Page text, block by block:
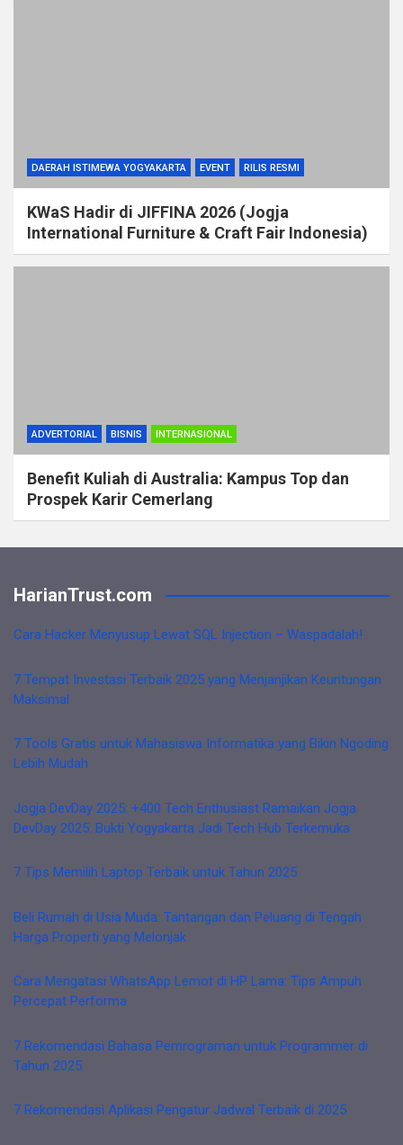
DAERAH ISTIMEWA YOGYAKARTA EVENT RILIS RESMI
KWaS Hadir di JIFFINA 2026 (Jogja
International Furniture & Craft Fair Indonesia)
ADVERTORIAL BISNIS INTERNASIONAL
Benefit Kuliah di Australia: Kampus Top dan
Prospek Karir Cemerlang
HarianTrust.com
Cara Hacker Menyusup Lewat SQL Injection – Waspadalah!
7 Tempat Investasi Terbaik 2025 yang Menjanjikan Keuntungan
Maksimal
7 Tools Gratis untuk Mahasiswa Informatika yang Bikin Ngoding
Lebih Mudah
Jogja DevDay 2025: +400 Tech Enthusiast Ramaikan Jogja
DevDay 2025: Bukti Yogyakarta Jadi Tech Hub Terkemuka
7 Tips Memilih Laptop Terbaik untuk Tahun 2025
Beli Rumah di Usia Muda: Tantangan dan Peluang di Tengah
Harga Properti yang Melonjak
Cara Mengatasi WhatsApp Lemot di HP Lama: Tips Ampuh
Percepat Performa
7 Rekomendasi Bahasa Pemrograman untuk Programmer di
Tahun 2025
7 Rekomendasi Aplikasi Pengatur Jadwal Terbaik di 2025